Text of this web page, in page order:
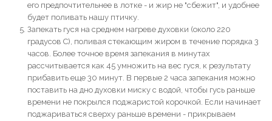
его предпочтительнее в лотке - и жир не "сбежит", и удобнее
будет поливать нашу птичку.
Запекать гуся на среднем нагреве духовки (около 220
градусов С), поливая стекающим жиром в течение порядка 3
часов. Более точное время запекания в минутах
рассчитывается как 45 умножить на вес гуся, к результату
прибавить еще 30 минут. В первые 2 часа запекания можно
поставить на дно духовки миску с водой, чтобы гусь раньше
времени не покрылся поджаристой корочкой. Если начинает
поджариваться сверху раньше времени - прикрываем